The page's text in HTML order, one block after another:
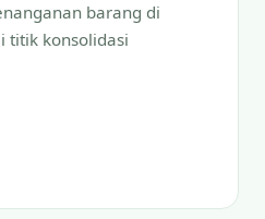
barang di
titik konsolidasi